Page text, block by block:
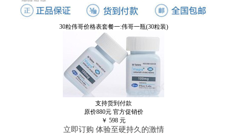
30粒伟哥价格表套餐一:伟哥一瓶(30粒装)
支持货到付款
原价880元 官方促销价
￥ 598 元
立即订购 体验至硬持久的激情